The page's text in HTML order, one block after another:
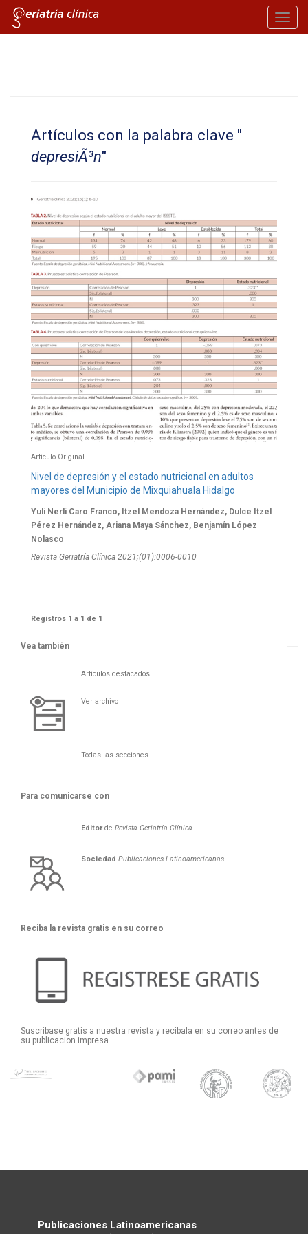
Artículos con la palabra clave "
depresiÃ³n"
Artículo Original
Nivel de depresión y el estado nutricional en adultos
mayores del Municipio de Mixquiahuala Hidalgo
Yuli Nerli Caro Franco, Itzel Mendoza Hernández, Dulce Itzel
Pérez Hernández, Ariana Maya Sánchez, Benjamín López
Nolasco
Revista Geriatría Clí­nica 2021;(01):0006-0010
Registros 1 a 1 de 1
Vea también
Artículos destacados
Ver archivo
Todas las secciones
Para comunicarse con
Editorde Revista Geriatría Clí­nica
Sociedad Publicaciones Latinoamericanas
Reciba la revista gratis en su correo
Suscribase gratis a nuestra revista y recibala en su correo antes de
su publicacion impresa.
Publicaciones Latinoamericanas